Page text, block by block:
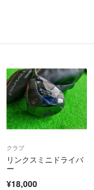
クラブ
リンクスミニドライバ
ー
¥18,000